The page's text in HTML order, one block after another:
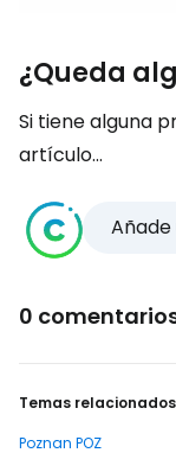
¿Queda
Si tiene alguna
artículo...
Añade
0
Temas relacionados
Poznan POZ